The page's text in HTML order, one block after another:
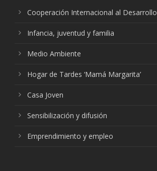
Cooperación Internacional al Desarrollo
Infancia, juventud y familia
Medio Ambiente
Hogar de Tardes ‘Mamá Margarita’
Casa Joven
Sensibilización y difusión
Emprendimiento y empleo